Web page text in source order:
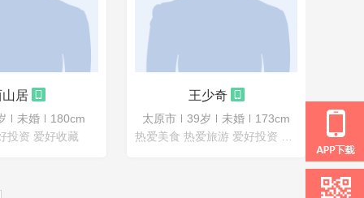
居
未婚
180cm
投资 爱好收藏
王少奇
太原市 39岁 未婚
173cm